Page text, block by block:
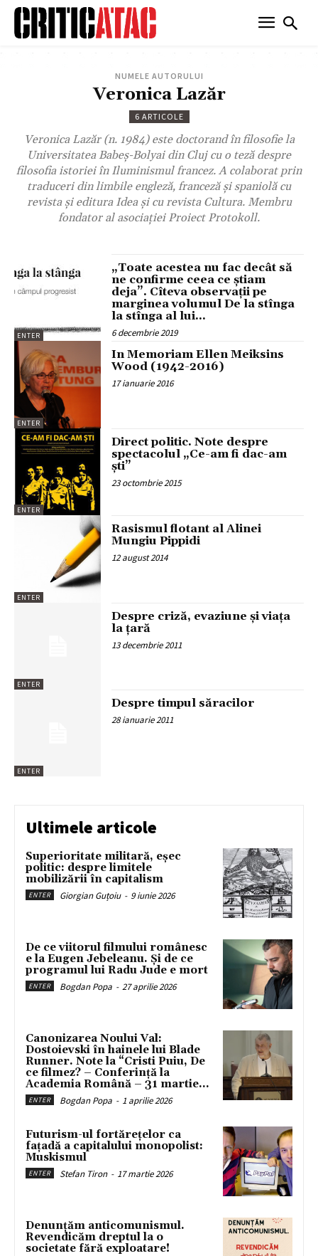
NUMELE AUTORULUI
Veronica Lazăr
6 ARTICOLE
Veronica Lazăr (n. 1984) este doctorand în filosofie la
Universitatea Babeş-Bolyai din Cluj cu o teză despre
filosofia istoriei în Iluminismul francez. A colaborat prin
traduceri din limbile engleză, franceză şi spaniolă cu
revista şi editura Idea şi cu revista Cultura. Membru
fondator al asociaţiei Proiect Protokoll.
ENTER
„Toate acestea nu fac decât să
ne confirme ceea ce știam
deja”. Cîteva observații pe
marginea volumul De la stînga
la stînga al lui...
6 decembrie 2019
ENTER
In Memoriam Ellen Meiksins
Wood (1942-2016)
17 ianuarie 2016
ENTER
Direct politic. Note despre
spectacolul „Ce-am fi dac-am
ști”
23 octombrie 2015
ENTER
Rasismul flotant al Alinei
Mungiu Pippidi
12 august 2014
ENTER
Despre criză, evaziune şi viaţa
la ţară
13 decembrie 2011
ENTER
Despre timpul săracilor
28 ianuarie 2011
Ultimele articole
Superioritate militară, eșec
politic: despre limitele
mobilizării în capitalism
ENTER Giorgian Guțoiu - 9 iunie 2026
De ce viitorul filmului românesc
e la Eugen Jebeleanu. Și de ce
programul lui Radu Jude e mort
ENTER Bogdan Popa - 27 aprilie 2026
Canonizarea Noului Val:
Dostoievski în hainele lui Blade
Runner. Note la “Cristi Puiu, De
ce filmez? – Conferință la
Academia Română – 31 martie...
ENTER Bogdan Popa - 1 aprilie 2026
Futurism-ul fortărețelor ca
fațadă a capitalului monopolist:
Muskismul
ENTER Stefan Tiron - 17 martie 2026
Denunțăm anticomunismul.
Revendicăm dreptul la o
societate fără exploatare!